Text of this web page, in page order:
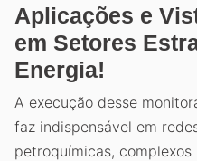
Aplicações e
em Setores
Energia!
A execução desse
faz indispensável em
petroquímicas,